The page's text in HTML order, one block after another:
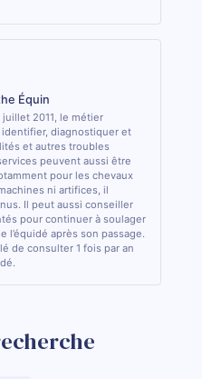
Équin
2011, le métier
identifier, diagnostiquer et
et autres troubles
peuvent aussi être
pour les chevaux
ni artifices, il
Il peut aussi conseiller
pour continuer à soulager
après son passage.
de consulter 1 fois par an